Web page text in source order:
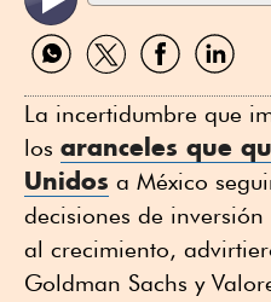
Compartir
por
Compartir
por
Compartir
por
Compartir
por
La incertidumbre que
los aranceles que
Unidos a México
decisiones de
al crecimiento,
Goldman Sachs y